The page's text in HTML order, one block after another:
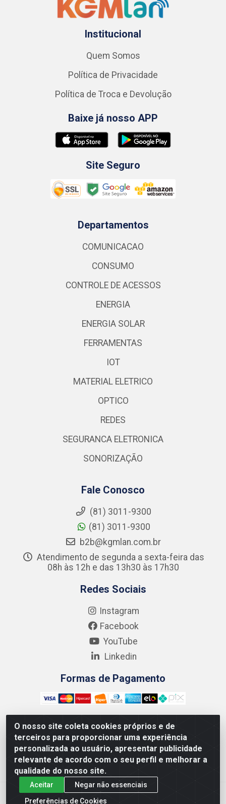
O nosso site coleta cookies próprios e de
terceiros para proporcionar uma experiência
personalizada ao usuário, apresentar publicidade
relevante de acordo com o seu perfil e melhorar a
qualidade do nosso site.
Aceitar
Negar não essenciais
Preferências de Cookies
Institucional
Quem Somos
Política de Privacidade
Política de Troca e Devolução
Baixe já nosso APP
Site Seguro
Departamentos
COMUNICACAO
CONSUMO
CONTROLE DE ACESSOS
ENERGIA
ENERGIA SOLAR
FERRAMENTAS
IOT
MATERIAL ELETRICO
OPTICO
REDES
SEGURANCA ELETRONICA
SONORIZAÇÃO
Fale Conosco
(81) 3011-9300
(81) 3011-9300
b2b@kgmlan.com.br
Atendimento de segunda a sexta-feira das
08h às 12h e das 13h30 às 17h30
Redes Sociais
Instagram
Facebook
YouTube
Linkedin
Formas de Pagamento
Kgmlan Distribuidora LTDA - CNPJ 18.217.682/0001-54 -
Rua Pedro de Barros Cavalcante, 58 - Bultrins, Olinda/PE
- CEP 53320-110